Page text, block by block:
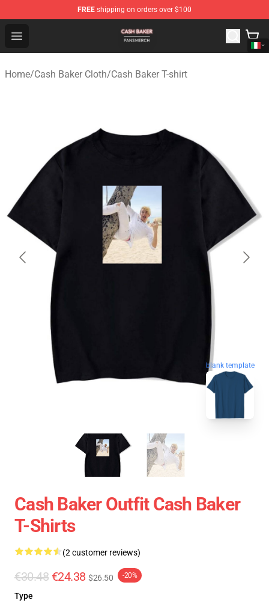
FREE shipping on orders over $100
Open menu
Cash Baker Shop - Official Cash Baker Merchandise
Home/Cash Baker Cloth/Cash Baker T-shirt
blank template
Cash Baker Outfit Cash Baker
T-Shirts
(2 customer reviews)
€30.48 €24.38 $26.50 -20%
Type